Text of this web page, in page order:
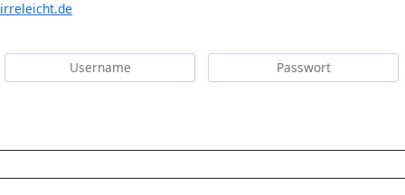
irreleicht.de
Menü